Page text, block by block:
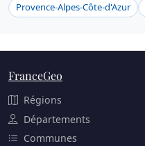
Provence-Alpes-Côte-d'Azur
FranceGeo
Régions
Départements
Communes